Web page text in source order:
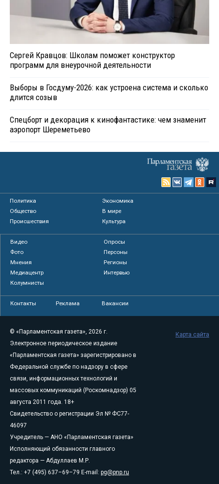
Сергей Кравцов: Школам поможет конструктор
программ для внеурочной деятельности
Выборы в Госдуму-2026: как устроена система и сколько
длится созыв
Спецборт и декорация к кинофантастике: чем знаменит
аэропорт Шереметьево
Политика
Экономика
Общество
В мире
Происшествия
Культура
Видео
Опросы
Фото
Персоны
Мнения
Регионы
Медиацентр
Интервью
Колумнисты
Контакты Реклама Вакансии
© «Парламентская газета», 2026 г.
Электронное периодическое издание
«Парламентская газета» зарегистрировано в
Федеральной службе по надзору в сфере
связи, информационных технологий и
массовых коммуникаций (Роскомнадзор) 05
августа 2011 года. 18+
Свидетельство о регистрации Эл № ФС77-
46097
Учредитель — АНО «Парламентская газета»
Исполняющий обязанности главного
редактора — Абдуллаев М.Р.
Тел.: +7 (495) 637–69–79 E-mail: pg@pnp.ru
Карта сайта